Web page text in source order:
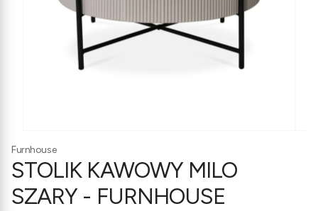
Furnhouse
STOLIK KAWOWY MILO
SZARY - FURNHOUSE